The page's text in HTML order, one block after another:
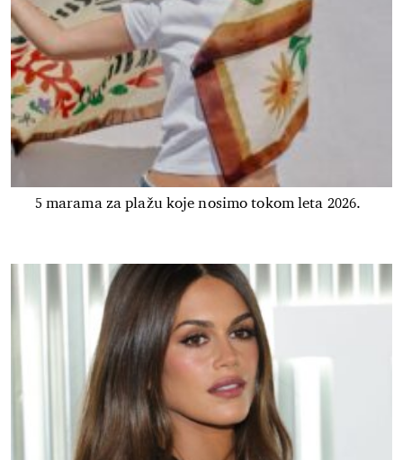
5 marama za plažu koje nosimo tokom leta 2026.